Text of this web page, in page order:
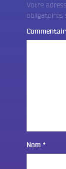
Votre
obligatoires
Nom *